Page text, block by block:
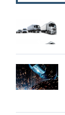
поглинань
Ринок
нових
вантажівок
у
липні
На
БМК
виробили